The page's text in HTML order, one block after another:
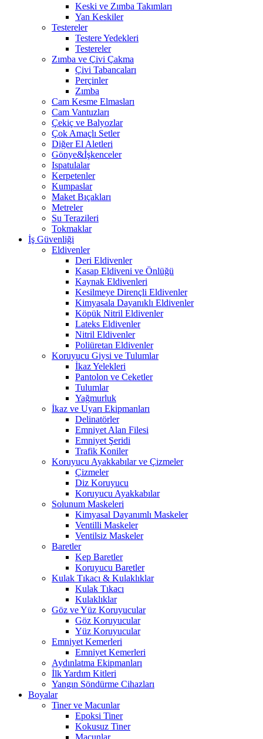
Keski ve Zımba Takımları
Yan Keskiler
Testereler
Testere Yedekleri
Testereler
Zımba ve Çivi Çakma
Çivi Tabancaları
Perçinler
Zımba
Cam Kesme Elmasları
Cam Vantuzları
Çekiç ve Balyozlar
Çok Amaçlı Setler
Diğer El Aletleri
Gönye&İşkenceler
Ispatulalar
Kerpetenler
Kumpaslar
Maket Bıçakları
Metreler
Su Terazileri
Tokmaklar
İş Güvenliği
Eldivenler
Deri Eldivenler
Kasap Eldiveni ve Önlüğü
Kaynak Eldivenleri
Kesilmeye Dirençli Eldivenler
Kimyasala Dayanıklı Eldivenler
Köpük Nitril Eldivenler
Lateks Eldivenler
Nitril Eldivenler
Poliüretan Eldivenler
Koruyucu Giysi ve Tulumlar
İkaz Yelekleri
Pantolon ve Ceketler
Tulumlar
Yağmurluk
İkaz ve Uyarı Ekipmanları
Delinatörler
Emniyet Alan Filesi
Emniyet Şeridi
Trafik Koniler
Koruyucu Ayakkabılar ve Çizmeler
Çizmeler
Diz Koruyucu
Koruyucu Ayakkabılar
Solunum Maskeleri
Kimyasal Dayanımlı Maskeler
Ventilli Maskeler
Ventilsiz Maskeler
Baretler
Kep Baretler
Koruyucu Baretler
Kulak Tıkacı & Kulaklıklar
Kulak Tıkacı
Kulaklıklar
Göz ve Yüz Koruyucular
Göz Koruyucular
Yüz Koruyucular
Emniyet Kemerleri
Emniyet Kemerleri
Aydınlatma Ekipmanları
İlk Yardım Kitleri
Yangın Söndürme Cihazları
Boyalar
Tiner ve Macunlar
Epoksi Tiner
Kokusuz Tiner
Macunlar